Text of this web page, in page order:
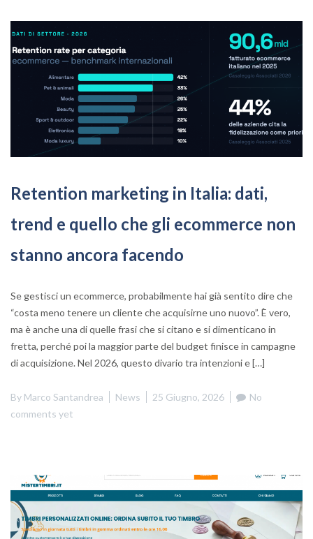
Retention marketing in Italia: dati,
trend e quello che gli ecommerce non
stanno ancora facendo
Se gestisci un ecommerce, probabilmente hai già sentito dire che
“costa meno tenere un cliente che acquisirne uno nuovo”. È vero,
ma è anche una di quelle frasi che si citano e si dimenticano in
fretta, perché poi la maggior parte del budget finisce in campagne
di acquisizione. Nel 2026, questo divario tra intenzioni e […]
By Marco Santandrea News 25 Giugno, 2026
No
comments yet